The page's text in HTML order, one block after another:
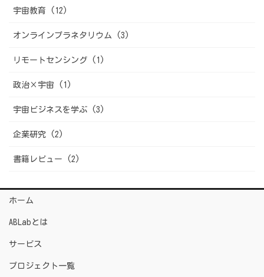
宇宙教育 (12)
オンラインプラネタリウム (3)
リモートセンシング (1)
政治×宇宙 (1)
宇宙ビジネスを学ぶ (3)
企業研究 (2)
書籍レビュー (2)
ホーム
ABLabとは
サービス
プロジェクト一覧